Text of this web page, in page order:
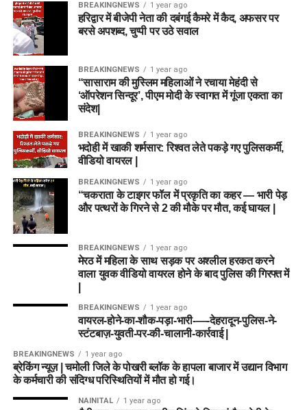
BREAKINGNEWS 1 year ago
हरिद्वार में बीजेपी नेता की दबंगई कैमरे में कैद, अफसर पर
बरसे अपशब्द, चुप्पी पर उठे सवाल
BREAKINGNEWS 1 year ago
“सासाराम की मुस्लिम महिलाओं ने रचाया मेहंदी से
‘ऑपरेशन सिन्दूर’, पीएम मोदी के स्वागत में गूंजा एकता का
संदेश|
BREAKINGNEWS 1 year ago
भदोही में खाकी शर्मसार: रिश्वत लेते पकड़े गए पुलिसकर्मी,
वीडियो वायरल |
BREAKINGNEWS 1 year ago
“चकराता के टाइगर फॉल में प्रकृति का कहर — भारी पेड़
और पत्थरों के गिरने से 2 की मौके पर मौत, कई घायल |
BREAKINGNEWS 1 year ago
मेरठ में महिला के साथ सड़क पर अश्लील हरकत करने
वाला युवक वीडियो वायरल होने के बाद पुलिस की गिरफ्त में
BREAKINGNEWS 1 year ago
वायरल-होने-का-शौक-पड़ा-भारी-—-देहरादून-पुलिस-ने-
स्टंटबाज़-युवती-पर-की-चालानी-कार्रवाई |
BREAKINGNEWS 1 year ago
ब्रेकिंग न्यूज़ | चमोली जिले के पोखरी ब्लॉक के हापला बाजार में उद्यान विभाग
के कर्मचारी की संदिग्ध परिस्थितियों में मौत हो गई।
NAINITAL 1 year ago